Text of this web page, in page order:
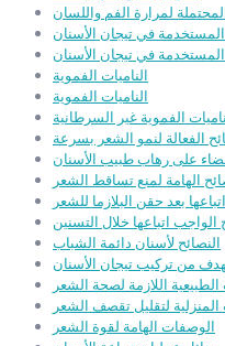
لمرارة الفم واللسان
في تيجان الأسنان
في تيجان الأسنان
الناميات الفموية
الناميات الفموية
الفموية غير السرطانية
الفعالة لنمو الشعر بسرعة
على رهاب طبيب الأسنان
الهامة لمنع تساقط الشعر
بعد حقن البلازما للشعر
الواجب اتباعها خلال التسنين
النصائح لأسنان دائمة الشباب
من تركيب تيجان الأسنان
اللازمة لصحة الشعر
لتقليل تقصف الشعر
الوصفات الهامة لقوة الشعر